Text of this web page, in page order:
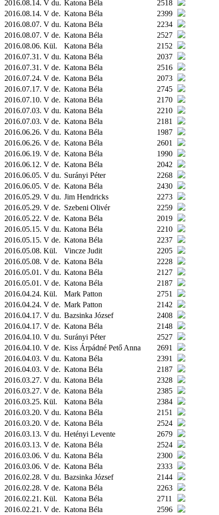
2016.08.14. V du. Katona Béla
2518
2016.08.14. V de. Katona Béla
2399
2016.08.07. V du. Katona Béla
2234
2016.08.07. V de. Katona Béla
2527
2016.08.06. Kül. Katona Béla
2152
2016.07.31. V du. Katona Béla
2037
2016.07.31. V de. Katona Béla
2516
2016.07.24. V de. Katona Béla
2073
2016.07.17. V de. Katona Béla
2745
2016.07.10. V de. Katona Béla
2170
2016.07.03. V du. Katona Béla
2210
2016.07.03. V de. Katona Béla
2181
2016.06.26. V du. Katona Béla
1987
2016.06.26. V de. Katona Béla
2601
2016.06.19. V de. Katona Béla
1990
2016.06.12. V de. Katona Béla
2042
2016.06.05. V du. Surányi Péter
2268
2016.06.05. V de. Katona Béla
2430
2016.05.29. V du. Jim Hendricks
2273
2016.05.29. V de. Szebeni Olivér
2259
2016.05.22. V de. Katona Béla
2019
2016.05.15. V du. Katona Béla
2210
2016.05.15. V de. Katona Béla
2237
2016.05.08. Kül. Vincze Judit
2205
2016.05.08. V de. Katona Béla
2228
2016.05.01. V du. Katona Béla
2127
2016.05.01. V de. Katona Béla
2187
2016.04.24. Kül. Mark Patton
2751
2016.04.24. V de. Mark Patton
2142
2016.04.17. V du. Bazsinka József
2408
2016.04.17. V de. Katona Béla
2148
2016.04.10. V du. Surányi Péter
2527
2016.04.10. V de. Kiss Árpádné Pető Anna
2691
2016.04.03. V du. Katona Béla
2391
2016.04.03. V de. Katona Béla
2187
2016.03.27. V du. Katona Béla
2328
2016.03.27. V de. Katona Béla
2385
2016.03.25. Kül. Katona Béla
2384
2016.03.20. V du. Katona Béla
2151
2016.03.20. V de. Katona Béla
2524
2016.03.13. V du. Hetényi Levente
2679
2016.03.13. V de. Katona Béla
2524
2016.03.06. V du. Katona Béla
2300
2016.03.06. V de. Katona Béla
2333
2016.02.28. V du. Bazsinka József
2144
2016.02.28. V de. Katona Béla
2263
2016.02.21. Kül. Katona Béla
2711
2016.02.21. V de. Katona Béla
2596